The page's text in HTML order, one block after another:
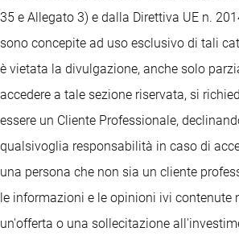
35 e Allegato 3) e dalla Direttiva UE n.
sono concepite ad uso esclusivo di tali
è vietata la divulgazione, anche solo
accedere a tale sezione riservata, si
essere un Cliente Professionale,
qualsivoglia responsabilità in caso di
una persona che non sia un cliente
le informazioni e le opinioni ivi contenute
un'offerta o una sollecitazione